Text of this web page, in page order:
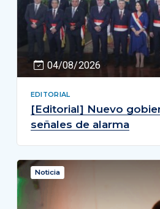
04/08/2026
EDITORIAL
[Editorial] Nuevo
señales de alarma
Noticia